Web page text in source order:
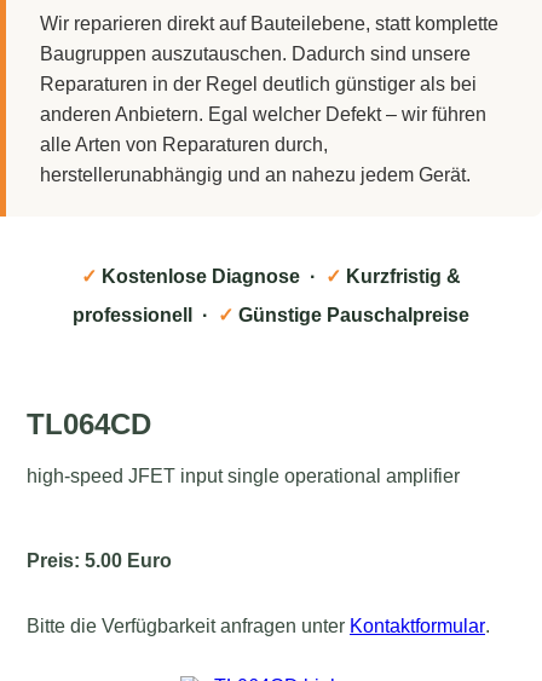
Wir reparieren direkt auf Bauteilebene, statt komplette
Baugruppen auszutauschen. Dadurch sind unsere
Reparaturen in der Regel deutlich günstiger als bei
anderen Anbietern. Egal welcher Defekt – wir führen
alle Arten von Reparaturen durch,
herstellerunabhängig und an nahezu jedem Gerät.
✓ Kostenlose Diagnose · ✓ Kurzfristig &
professionell ·
✓ Günstige Pauschalpreise
TL064CD
high-speed JFET input single operational amplifier
Preis: 5.00 Euro
Bitte die Verfügbarkeit anfragen unter Kontaktformular.